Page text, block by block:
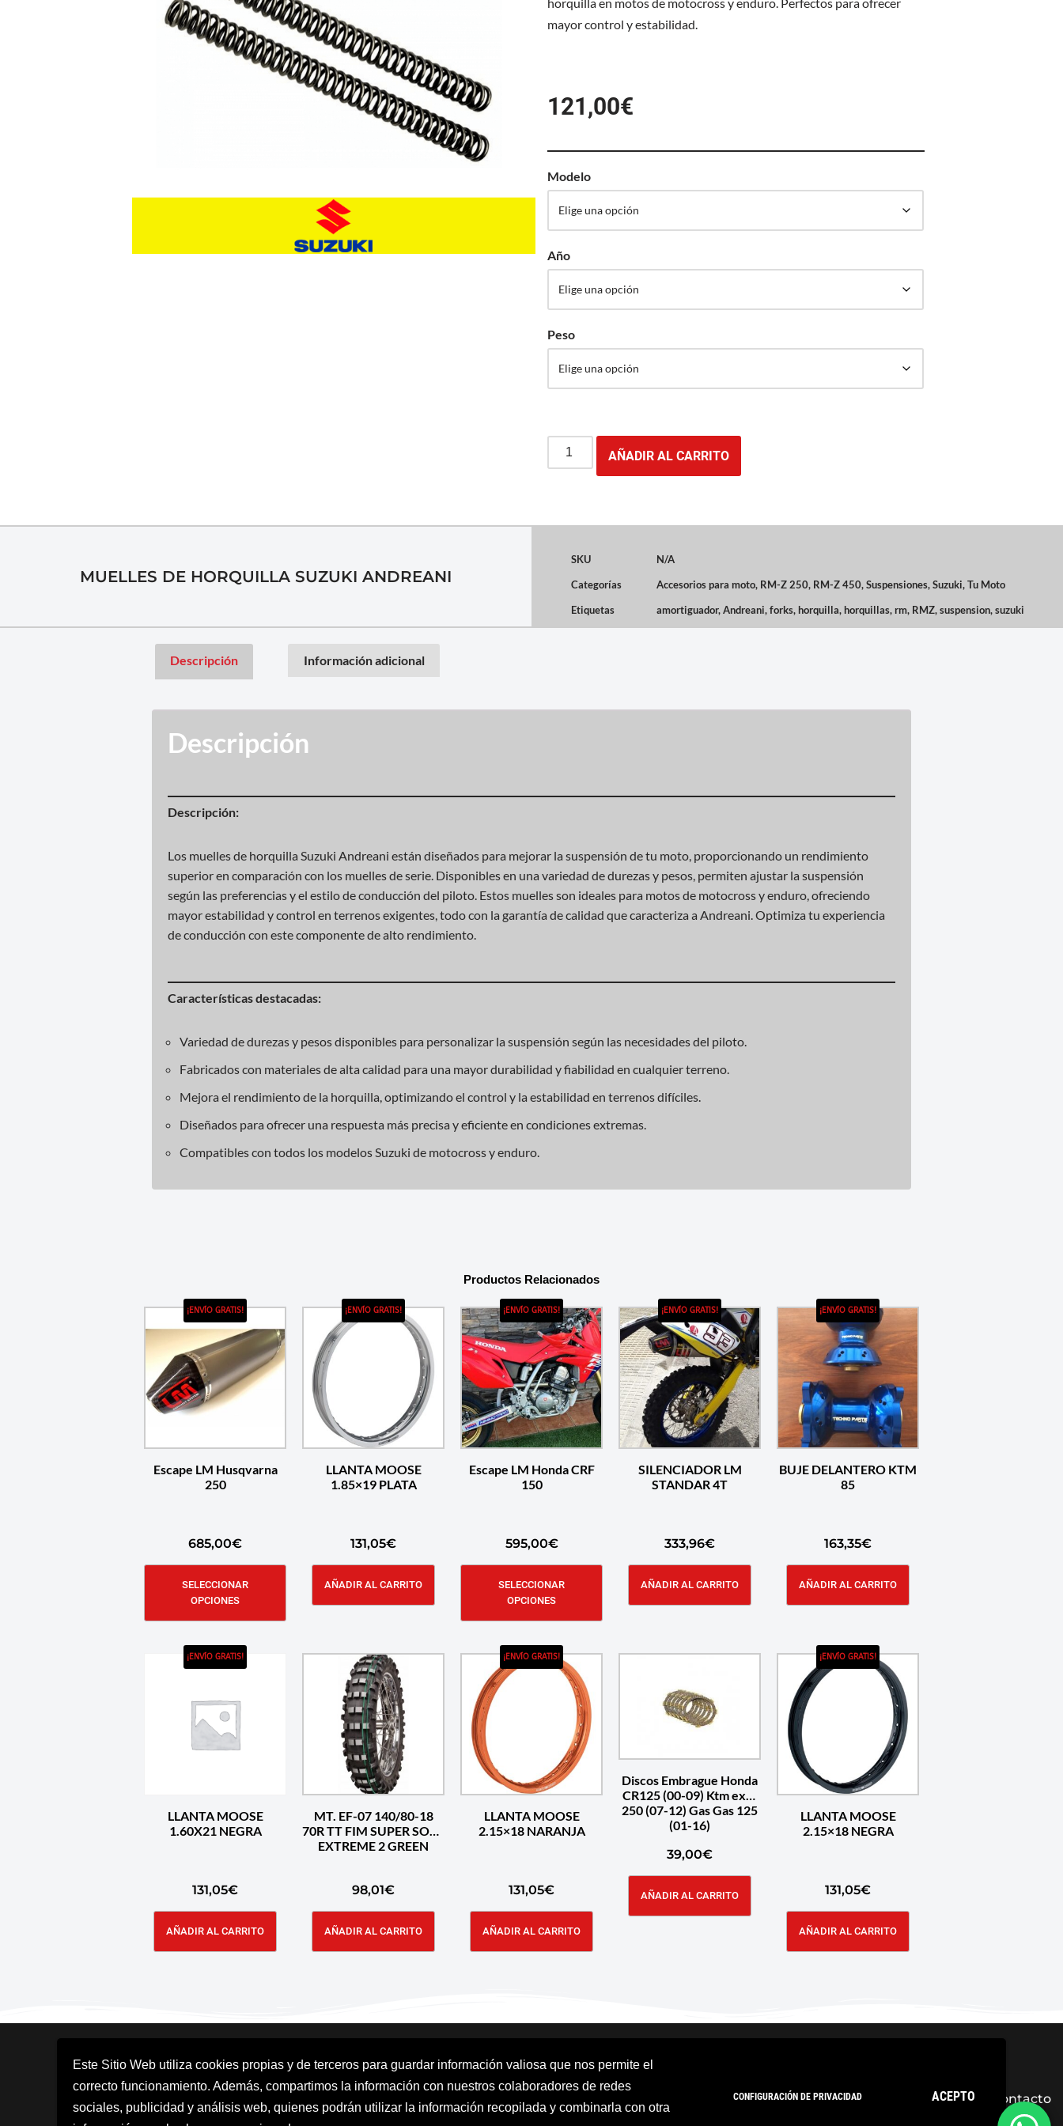
Este Sitio Web utiliza cookies propias y de terceros para guardar información valiosa que nos permite el
correcto funcionamiento. Además, compartimos la información con nuestros colaboradores de redes
sociales, publicidad y análisis web, quienes podrán utilizar la información recopilada y combinarla con otra
CONFIGURACIÓN DE PRIVACIDAD ACEPTO
mayor control y estabilidad.
121,00€
Modelo
Año
Peso
AÑADIR AL CARRITO
MUELLES DE HORQUILLA SUZUKI ANDREANI
SKU
N/A
Categorías
Accesorios para moto, RM-Z 250, RM-Z 450,Suspensiones,Suzuki,Tu Moto
Etiquetas
amortiguador,Andreani,forks,horquilla,horquillas,rm, RMZ,suspension,suzuki
Descripción Información adicional
Descripción
Descripción:
Los muelles de horquilla Suzuki Andreani están diseñados para mejorar la suspensión de tu moto, proporcionando un rendimiento
superior en comparación con los muelles de serie. Disponibles en una variedad de durezas y pesos, permiten ajustar la suspensión
según las preferencias y el estilo de conducción del piloto. Estos muelles son ideales para motos de motocross y enduro, ofreciendo
mayor estabilidad y control en terrenos exigentes, todo con la garantía de calidad que caracteriza a Andreani. Optimiza tu experiencia
de conducción con este componente de alto rendimiento.
Características destacadas:
Variedad de durezas y pesos disponibles para personalizar la suspensión según las necesidades del piloto.
Fabricados con materiales de alta calidad para una mayor durabilidad y fiabilidad en cualquier terreno.
Mejora el rendimiento de la horquilla, optimizando el control y la estabilidad en terrenos difíciles.
Diseñados para ofrecer una respuesta más precisa y eficiente en condiciones extremas.
Compatibles con todos los modelos Suzuki de motocross y enduro.
Productos Relacionados
¡ENVÍO GRATIS!
Escape LM Husqvarna
250
685,00€
SELECCIONAR
OPCIONES
¡ENVÍO GRATIS!
LLANTA MOOSE
1.85×19 PLATA
131,05€
AÑADIR AL CARRITO
¡ENVÍO GRATIS!
Escape LM Honda CRF
150
595,00€
SELECCIONAR
OPCIONES
¡ENVÍO GRATIS!
SILENCIADOR LM
STANDAR 4T
333,96€
AÑADIR AL CARRITO
¡ENVÍO GRATIS!
BUJE DELANTERO KTM
85
163,35€
AÑADIR AL CARRITO
¡ENVÍO GRATIS!
LLANTA MOOSE
1.60X21 NEGRA
131,05€
AÑADIR AL CARRITO
MT. EF-07 140/80-18
70R TT FIM SUPER SOFT
EXTREME 2 GREEN
98,01€
AÑADIR AL CARRITO
¡ENVÍO GRATIS!
LLANTA MOOSE
2.15×18 NARANJA
131,05€
AÑADIR AL CARRITO
Discos Embrague Honda
CR125 (00-09) Ktm excf
250 (07-12) Gas Gas 125
(01-16)
39,00€
AÑADIR AL CARRITO
¡ENVÍO GRATIS!
LLANTA MOOSE
2.15×18 NEGRA
131,05€
AÑADIR AL CARRITO
Aviso Legal Política de cookies Política de privacidad Condiciones Generales Contacto